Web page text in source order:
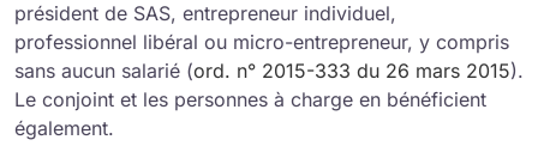
président de SAS, entrepreneur individuel,
professionnel libéral ou micro-entrepreneur, y compris
sans aucun salarié (ord. n° 2015-333 du 26 mars 2015).
Le conjoint et les personnes à charge en bénéficient
également.